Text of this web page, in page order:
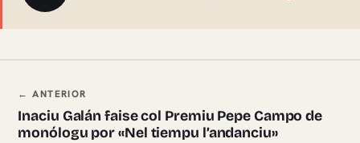
Navegación ente pieces
← ANTERIOR
Inaciu Galán faise col Premiu Pepe Campo de
monólogu por «Nel tiempu l’andanciu»